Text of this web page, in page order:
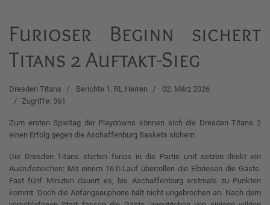
Furioser Beginn sichert
Titans 2 Auftakt-Sieg
Dresden Titans Berichte 1. RL Herren
02. März 2026
Zugriffe: 361
Zum ersten Spieltag der Playdowns können sich die Dresden Titans 2
einen Erfolg gegen die Aschaffenburg Baskets sichern
Die Dresden Titans starten furios in die Partie und setzen direkt ein
Ausrufezeichen: Mit einem 16:0-Lauf überrollen die Elbriesen die Gäste.
Fast fünf Minuten dauert es, bis Aschaffenburg erstmals zu Punkten
kommt. Doch die Anfangseuphorie hält nicht ungebrochen an. Nach dem